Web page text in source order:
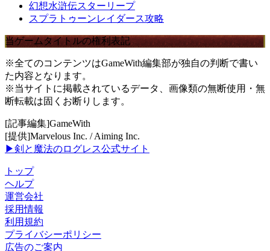
幻想水滸伝スターリープ
スプラトゥーンレイダース攻略
当ゲームタイトルの権利表記
※全てのコンテンツはGameWith編集部が独自の判断で書い
た内容となります。
※当サイトに掲載されているデータ、画像類の無断使用・無
断転載は固くお断りします。
[記事編集]GameWith
[提供]Marvelous Inc. / Aiming Inc.
▶剣と魔法のログレス公式サイト
トップ
ヘルプ
運営会社
採用情報
利用規約
プライバシーポリシー
広告のご案内